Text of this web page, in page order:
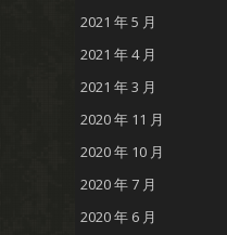
2021 年 5 月
2021 年 4 月
2021 年 3 月
2020 年 11 月
2020 年 10 月
2020 年 7 月
2020 年 6 月